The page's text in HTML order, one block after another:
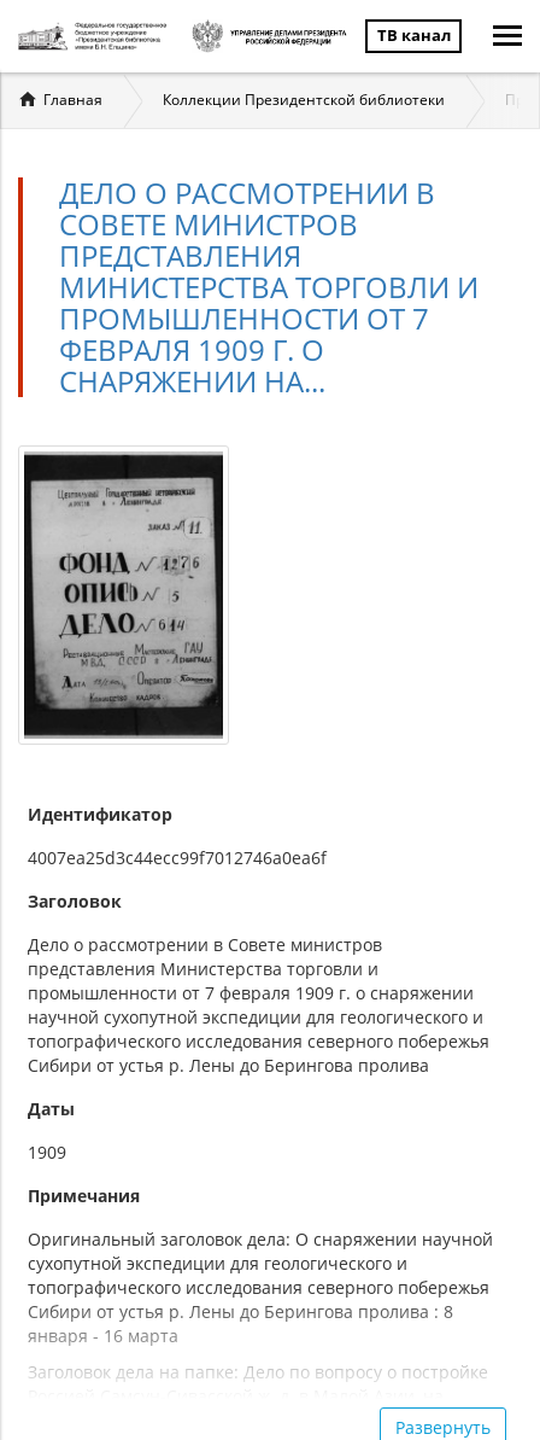
ТВ канал
Вы
здесь
Главная Коллекции Президентской библиотеки
ДЕЛО О РАССМОТРЕНИИ В
СОВЕТЕ МИНИСТРОВ
ПРЕДСТАВЛЕНИЯ
МИНИСТЕРСТВА ТОРГОВЛИ И
ПРОМЫШЛЕННОСТИ ОТ 7
ФЕВРАЛЯ 1909 Г. О
СНАРЯЖЕНИИ НА...
Идентификатор
4007ea25d3c44ecc99f7012746a0ea6f
Заголовок
Дело о рассмотрении в Совете министров
представления Министерства торговли и
промышленности от 7 февраля 1909 г. о снаряжении
научной сухопутной экспедиции для геологического и
топографического исследования северного побережья
Сибири от устья р. Лены до Берингова пролива
Даты
1909
Примечания
Оригинальный заголовок дела: О снаряжении научной
сухопутной экспедиции для геологического и
топографического исследования северного побережья
Сибири от устья р. Лены до Берингова пролива : 8
января - 16 марта
Заголовок дела на папке: Дело по вопросу о постройке
территории Турции. Материалы на иностранных языках.
Развернуть